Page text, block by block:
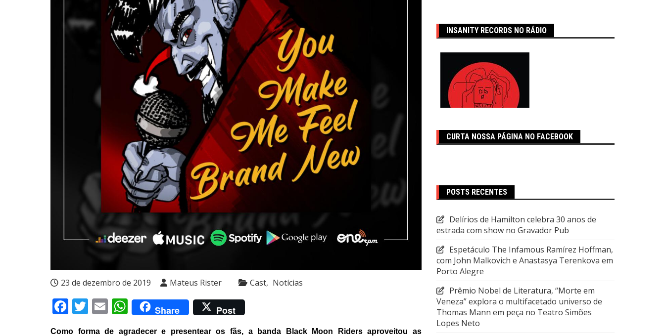
23 de dezembro de 2019 Mateus Rister Cast Notícias
Facebook
Twitter
EmailWhatsApp
Share Post
Como forma de agradecer e presentear os fãs, a banda Black Moon Riders aproveitou as
INSANITY RECORDS NO RÁDIO
CURTA NOSSA PÁGINA NO FACEBOOK
POSTS RECENTES
Delírios de Hamilton celebra 30 anos de
estrada com show no Gravador Pub
Espetáculo The Infamous Ramírez Hoffman,
com John Malkovich e Anastasya Terenkova em
Porto Alegre
Prêmio Nobel de Literatura, “Morte em
Veneza” explora o multifacetado universo de
Thomas Mann em peça no Teatro Simões
Lopes Neto